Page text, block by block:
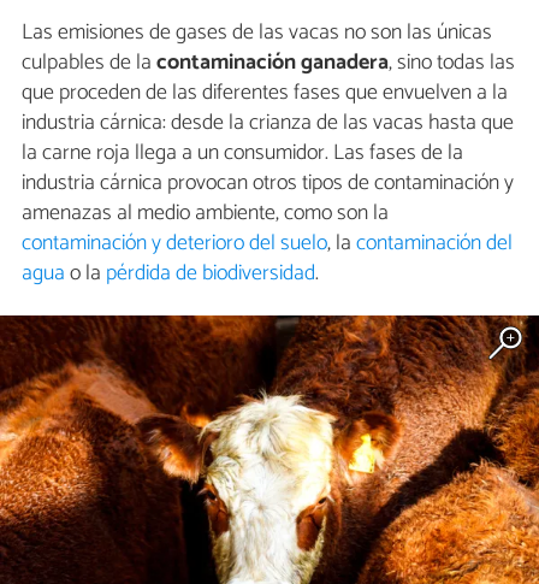
Las emisiones de gases de las vacas no son las únicas
culpables de lacontaminación ganadera, sino todas las
que proceden de las diferentes fases que envuelven a la
industria cárnica: desde la crianza de las vacas hasta que
la carne roja llega a un consumidor. Las fases de la
industria cárnica provocan otros tipos de contaminación y
amenazas al medio ambiente, como son la
contaminación y deterioro del suelo, lacontaminación del
aguao la pérdida de biodiversidad.